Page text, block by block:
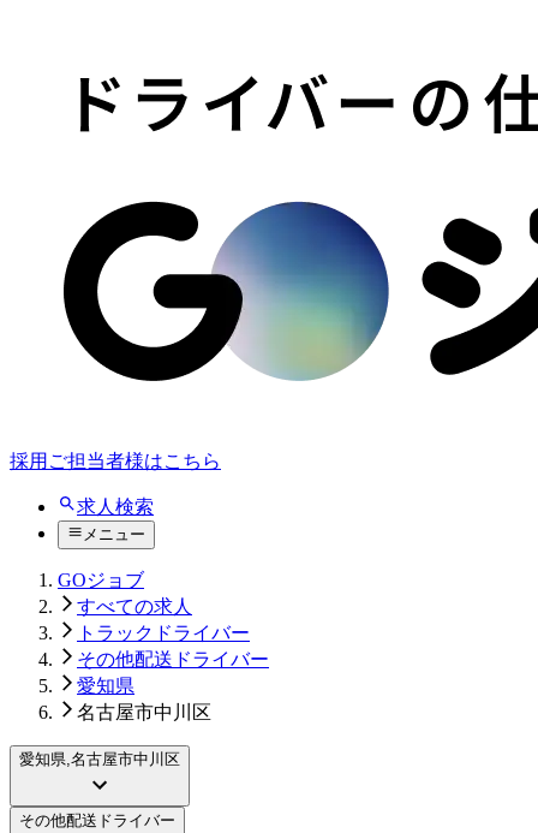
採用ご担当者様はこちら
求人検索
メニュー
GOジョブ
すべての求人
トラックドライバー
その他配送ドライバー
愛知県
名古屋市中川区
愛知県,名古屋市中川区
その他配送ドライバー